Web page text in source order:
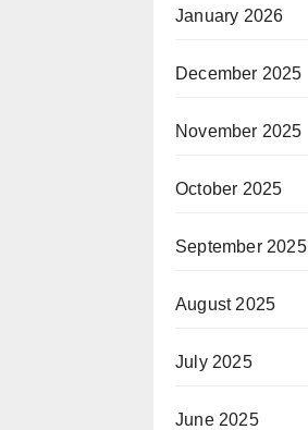
January 2026
December 2025
November 2025
October 2025
September 2025
August 2025
July 2025
June 2025